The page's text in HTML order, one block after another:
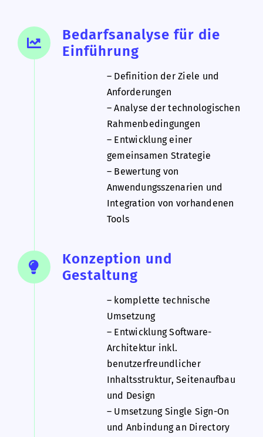
Bedarfsanalyse für die
Einführung
– Definition der Ziele und
Anforderungen
– Analyse der technologischen
Rahmenbedingungen
– Entwicklung einer
gemeinsamen Strategie
– Bewertung von
Anwendungsszenarien und
Integration von vorhandenen
Tools
Konzeption und
Gestaltung
– komplette technische
Umsetzung
– Entwicklung Software-
Architektur inkl.
benutzerfreundlicher
Inhaltsstruktur, Seitenaufbau
und Design
– Umsetzung Single Sign-On
und Anbindung an Directory